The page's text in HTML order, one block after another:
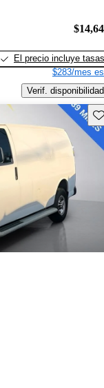
El precio incluye tasas
$283/mes
Verif. disponibilidad